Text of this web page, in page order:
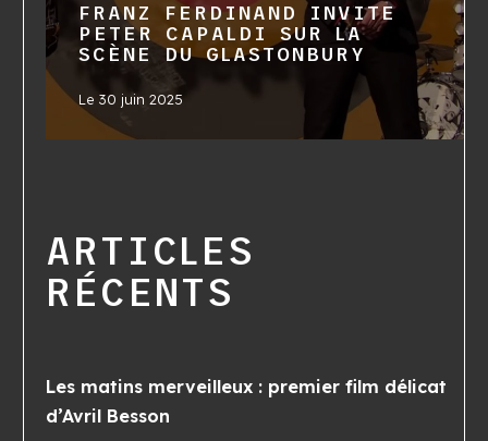
FRANZ FERDINAND INVITE
PETER CAPALDI SUR LA
SCÈNE DU GLASTONBURY
Le30 juin 2025
ARTICLES
RÉCENTS
Les matins merveilleux : premier film délicat
d’Avril Besson